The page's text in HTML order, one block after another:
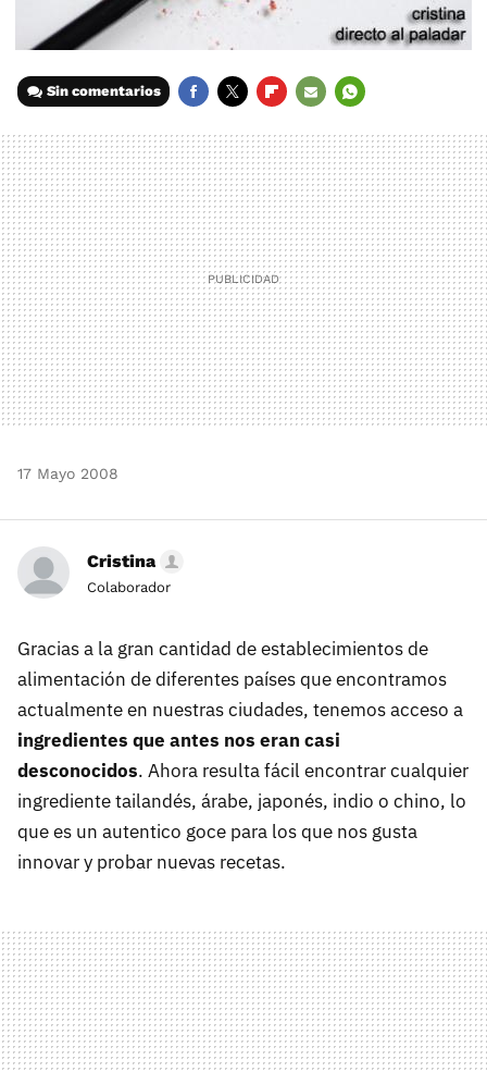
Sin comentarios
MAIL
17 Mayo 2008
Cristina
Colaborador
Gracias a la gran cantidad de establecimientos de
alimentación de diferentes países que encontramos
actualmente en nuestras ciudades, tenemos acceso a
ingredientes que antes nos eran casi
desconocidos. Ahora resulta fácil encontrar cualquier
ingrediente tailandés, árabe, japonés, indio o chino, lo
que es un autentico goce para los que nos gusta
innovar y probar nuevas recetas.